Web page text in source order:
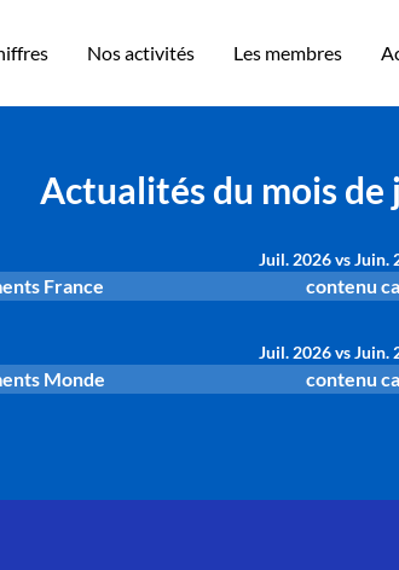
Nos activités Les membres
Actualités du mois de
Juil. 2026 vs Juin.
France contenu
Juil. 2026 vs Juin.
Monde contenu